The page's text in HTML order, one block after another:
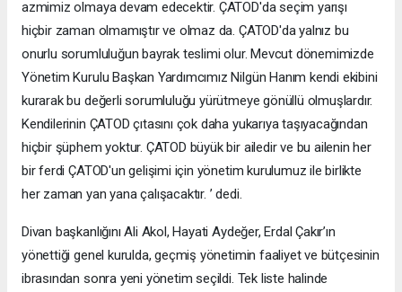
azmimiz olmaya devam edecektir. ÇATOD'da seçim yarışı
hiçbir zaman olmamıştır ve olmaz da. ÇATOD'da yalnız bu
onurlu sorumluluğun bayrak teslimi olur. Mevcut dönemimizde
Yönetim Kurulu Başkan Yardımcımız Nilgün Hanım kendi ekibini
kurarak bu değerli sorumluluğu yürütmeye gönüllü olmuşlardır.
Kendilerinin ÇATOD çıtasını çok daha yukarıya taşıyacağından
hiçbir şüphem yoktur. ÇATOD büyük bir ailedir ve bu ailenin her
bir ferdi ÇATOD'un gelişimi için yönetim kurulumuz ile birlikte
her zaman yan yana çalışacaktır. ’ dedi.
Divan başkanlığını Ali Akol, Hayati Aydeğer, Erdal Çakır’ın
yönettiği genel kurulda, geçmiş yönetimin faaliyet ve bütçesinin
ibrasından sonra yeni yönetim seçildi. Tek liste halinde